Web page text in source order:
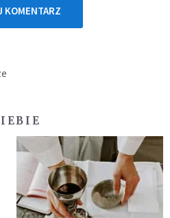
KOMENTARZ